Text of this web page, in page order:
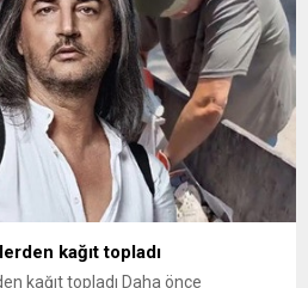
kağıt topladı
kağıt topladı Daha önce